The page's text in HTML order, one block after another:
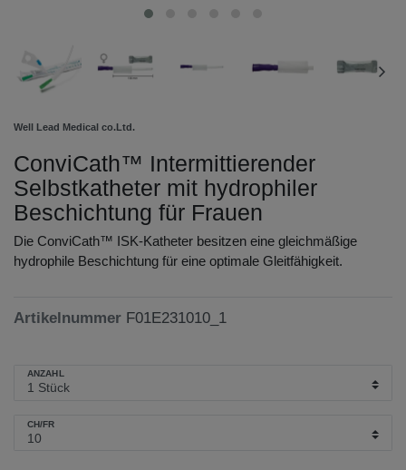
Well Lead Medical co.Ltd.
ConviCath™ Intermittierender
Selbstkatheter mit hydrophiler
Beschichtung für Frauen
Die ConviCath™ ISK-Katheter besitzen eine gleichmäßige
hydrophile Beschichtung für eine optimale Gleitfähigkeit.
Artikelnummer F01E231010_1
ANZAHL
CH/FR